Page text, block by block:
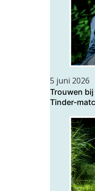
5 juni 2026
Trouwen
Tinder-